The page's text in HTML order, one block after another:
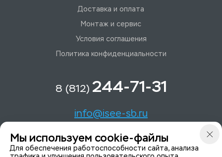
Доставка и оплата
Монтаж и сервис
Условия соглашения
Политика конфиденциальности
8 (812) 244-71-31
info@isee-sb.ru
Светлановский пр-кт, д. 70, корп. 1
Мы используем cookie-файлы
Для обеспечения работоспособности сайта, анализа